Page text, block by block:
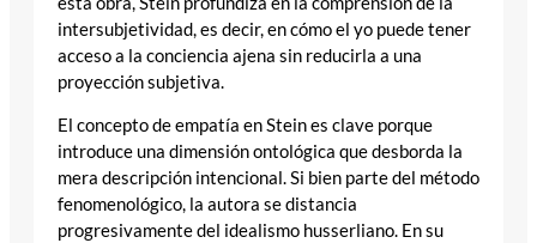
intersubjetividad, es decir, en cómo el yo puede tener
acceso a la conciencia ajena sin reducirla a una
proyección subjetiva.
El concepto de empatía en Stein es clave porque
introduce una dimensión ontológica que desborda la
mera descripción intencional. Si bien parte del método
fenomenológico, la autora se distancia
progresivamente del idealismo husserliano. En su